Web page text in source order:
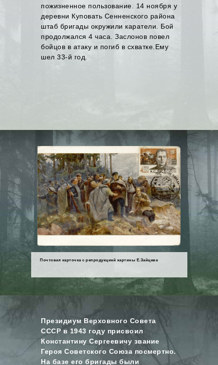
пожизненное пользование. 14 ноября у
деревни Куповать Сенненского района
штаб бригады окружили каратели. Бой
продолжался 4 часа. Заслонов повел
бойцов в атаку и погиб в схватке.Ему
шел 33-й год.
Почтовая карточка с репродукцией картины Е.Зайцева
Президиум Верховного Совета
СССР в 1943 году присвоил
Константину Сергеевичу звание
Героя Советского Союза посмертно.
На базе его бригады были